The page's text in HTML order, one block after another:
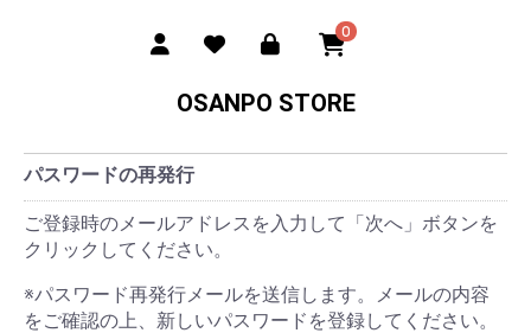
0
OSANPO STORE
パスワードの再発行
ご登録時のメールアドレスを入力して「次へ」ボタンを
クリックしてください。
※パスワード再発行メールを送信します。メールの内容
をご確認の上、新しいパスワードを登録してください。